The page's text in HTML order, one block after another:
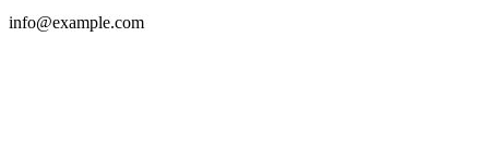
info@example.com